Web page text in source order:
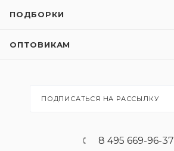
ПОДБОРКИ
ОПТОВИКАМ
ПОДПИСАТЬСЯ НА РАССЫЛКУ
8 495 669-96-37